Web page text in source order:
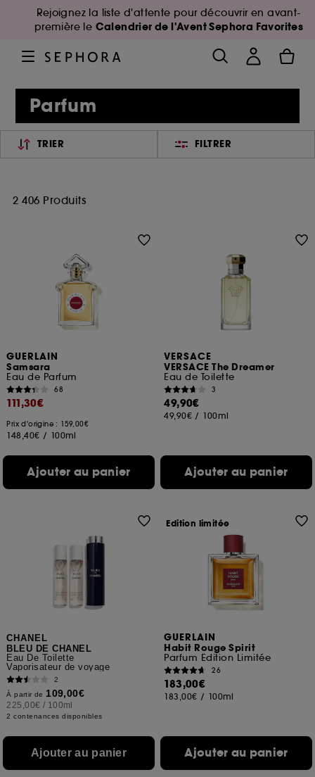
Rejoignez la liste d'attente pour découvrir en avant-
première le Calendrier de l'Avent Sephora Favorites
Parfum
TRIER FILTRER
2 406 Produits
GUERLAIN
Samsara
Eau de Parfum
68
111,30€
Prix d'origine : 159,00€
148,40€ / 100ml
Ajouter au panier
VERSACE
VERSACE The Dreamer
Eau de Toilette
3
49,90€
49,90€ / 100ml
Ajouter au panier
CHANEL
BLEU DE CHANEL
Eau De Toilette
Vaporisateur de voyage
2
À partir de 109,00€
225,00€ / 100ml
2 contenances disponibles
Ajouter au panier
GUERLAIN
Habit Rouge Spirit
Parfum Edition Limitée
26
183,00€
183,00€ / 100ml
Ajouter au panier
Edition limitée